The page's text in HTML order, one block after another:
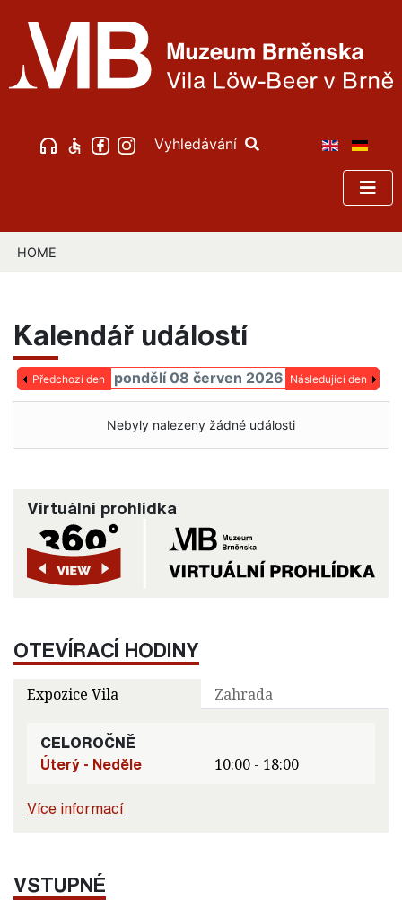
Vyhledávání
HOME
Kalendář událostí
Předchozí den pondělí 08 červen 2026 Následující den
Nebyly nalezeny žádné události
Virtuální prohlídka
OTEVÍRACÍ HODINY
Expozice Vila Zahrada
CELOROČNĚ
Úterý - Neděle
10:00 - 18:00
Více informací
VSTUPNÉ